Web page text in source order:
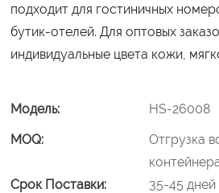
подходит для гостиничных
бутик-отелей. Для оптовых
индивидуальные цвета кожи,
Модель:
HS-26008
MOQ:
Отгрузка
Срок Поставки:
35-45 дней